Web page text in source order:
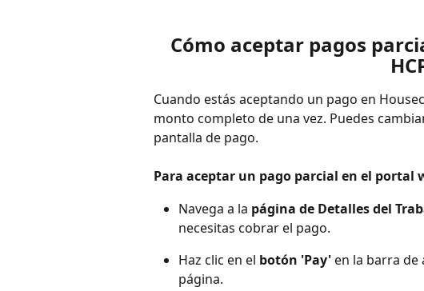
Cómo aceptar pagos
Cuando estás aceptando un pago en
monto completo de una vez. Puedes
pantalla de pago.
Para aceptar un pago parcial en el portal
Navega a la página de Detalles del
necesitas cobrar el pago.
Haz clic en el botón 'Pay' en la barra de
página.